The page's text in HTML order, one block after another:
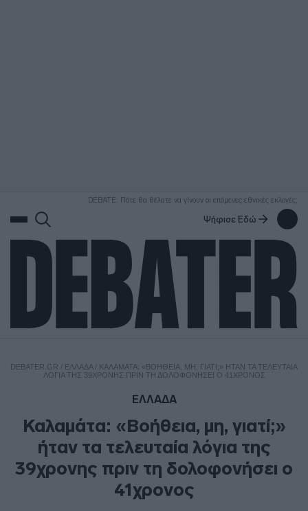
DEBATE: Πότε θα θέλατε να γίνουν οι επόμενες εθνικές εκλογές;
Ψήφισε Εδώ
DEBATER.GR / ΕΛΛΑΔΑ/ ΚΑΛΑΜΆΤΑ: «ΒΟΉΘΕΙΑ, ΜΗ, ΓΙΑΤΊ;» ΉΤΑΝ ΤΑ ΤΕΛΕΥΤΑΊΑ
ΛΌΓΙΑ ΤΗΣ 39ΧΡΟΝΗΣ ΠΡΙΝ ΤΗ ΔΟΛΟΦΟΝΉΣΕΙ Ο 41ΧΡΟΝΟΣ
ΕΛΛΑΔΑ
Καλαμάτα: «Βοήθεια, μη, γιατί;»
ήταν τα τελευταία λόγια της
39χρονης πριν τη δολοφονήσει ο
41χρονος